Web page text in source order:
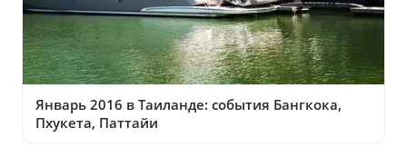
Январь 2016 в Таиланде: события Бангкока,
Пхукета, Паттайи